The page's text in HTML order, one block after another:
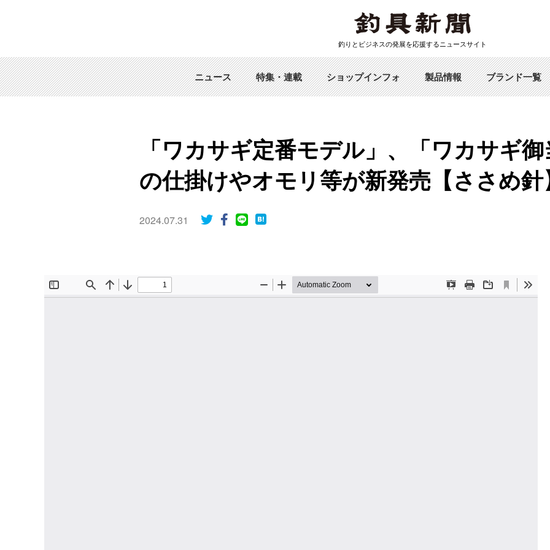
釣りとビジネスの発展を応援するニュースサイト
ニュース 特集・連載 ショップインフォ 製品情報 ブランド一覧
「ワカサギ定番モデル」、「ワカサギ
の仕掛けやオモリ等が新発売【ささめ針
2024.07.31